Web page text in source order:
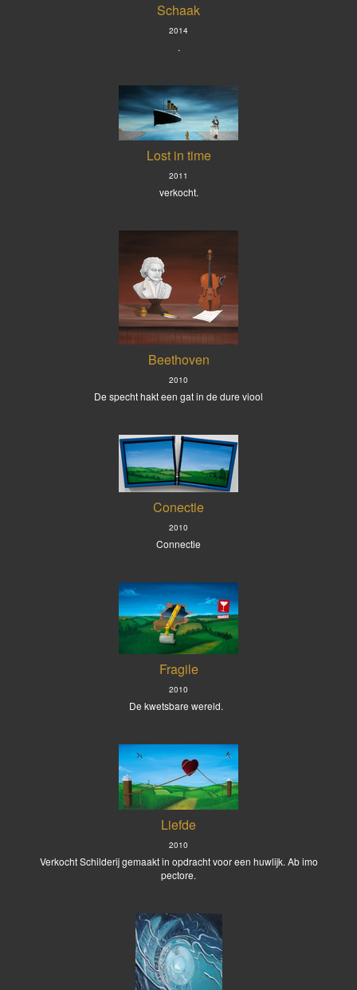
Schaak
2014
.
Lost in time
2011
verkocht.
Beethoven
2010
De specht hakt een gat in de dure viool
Conectie
2010
Connectie
Fragile
2010
De kwetsbare wereld.
Liefde
2010
Verkocht Schilderij gemaakt in opdracht voor een huwlijk. Ab imo
pectore.